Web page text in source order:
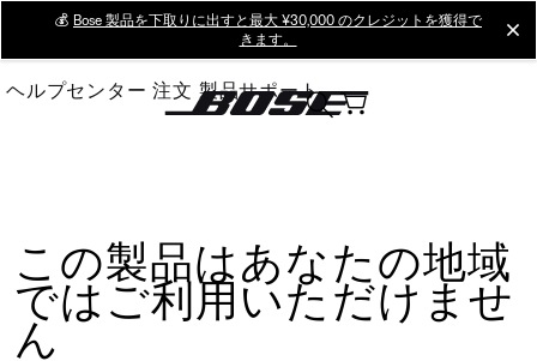
Main
💰 Bose 製品を下取りに出すと最大 ¥30,000 のクレジットを獲得で
きます。
ヘルプセンター 注文 製品サポート
この製品はあなたの地域
ではご利用いただけませ
ん